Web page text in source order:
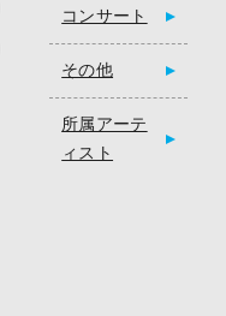
コンサート
その他
所属アーテ
ィスト